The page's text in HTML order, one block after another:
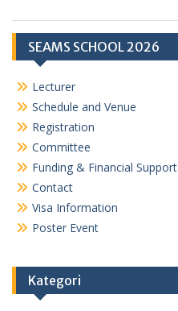
SEAMS SCHOOL 2026
Lecturer
Schedule and Venue
Registration
Committee
Funding & Financial Support
Contact
Visa Information
Poster Event
Kategori